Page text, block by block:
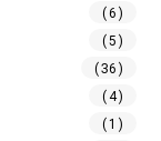
(6)
(5)
(36)
(4)
(1)